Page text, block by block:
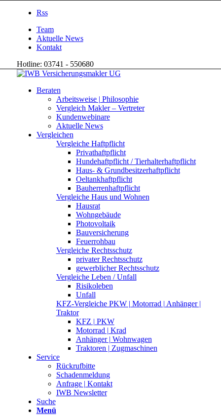
Rss
Team
Aktuelle News
Kontakt
Hotline: 03741 - 550680
Beraten
Arbeitsweise | Philosophie
Vergleich Makler – Vertreter
Kundenwebinare
Aktuelle News
Vergleichen
Vergleiche Haftpflicht
Privathaftpflicht
Hundehaftpflicht / Tierhalterhaftpflicht
Haus- & Grundbesitzerhaftpflicht
Oeltankhaftpflicht
Bauherrenhaftpflicht
Vergleiche Haus und Wohnen
Hausrat
Wohngebäude
Photovoltaik
Bauversicherung
Feuerrohbau
Vergleiche Rechtsschutz
privater Rechtsschutz
gewerblicher Rechtsschutz
Vergleiche Leben / Unfall
Risikoleben
Unfall
KFZ-Vergleiche PKW | Motorrad | Anhänger |
Traktor
KFZ | PKW
Motorrad | Krad
Anhänger | Wohnwagen
Traktoren | Zugmaschinen
Service
Rückrufbitte
Schadenmeldung
Anfrage | Kontakt
IWB Newsletter
Suche
Menü